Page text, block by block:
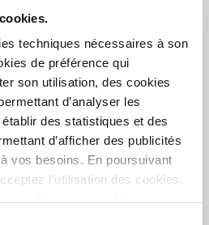
techniques nécessaires à son
de préférence qui
son utilisation, des cookies
d’analyser les
des statistiques et des
d’afficher des publicités
vos besoins. En poursuivant
l’utilisation des cookies.